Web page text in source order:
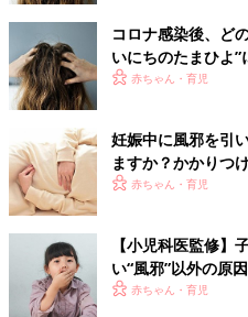
コロナ感染後、ど
いにちのたまひよ
赤ちゃん・育児
妊娠中に風邪を引
ますか？かかりつ
ちのたまひよ”の体
赤ちゃん・育児
【小児科医監修】
い“風邪”以外の原
赤ちゃん・育児